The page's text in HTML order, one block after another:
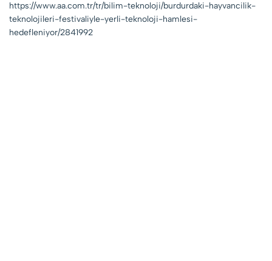
https://www.aa.com.tr/tr/bilim-teknoloji/burdurdaki-hayvancilik-
teknolojileri-festivaliyle-yerli-teknoloji-hamlesi-
hedefleniyor/2841992